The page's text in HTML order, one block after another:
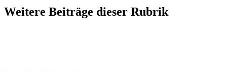
Weitere Beiträge dieser Rubrik